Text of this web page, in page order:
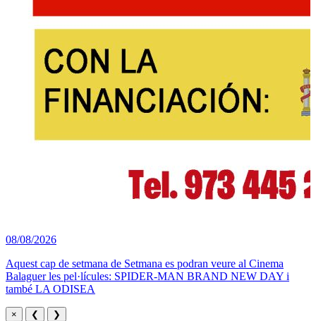
08/08/2026
Aquest cap de setmana de Setmana es podran veure al Cinema
Balaguer les pel·lícules: SPIDER-MAN BRAND NEW DAY i
també LA ODISEA
× ❮ ❯